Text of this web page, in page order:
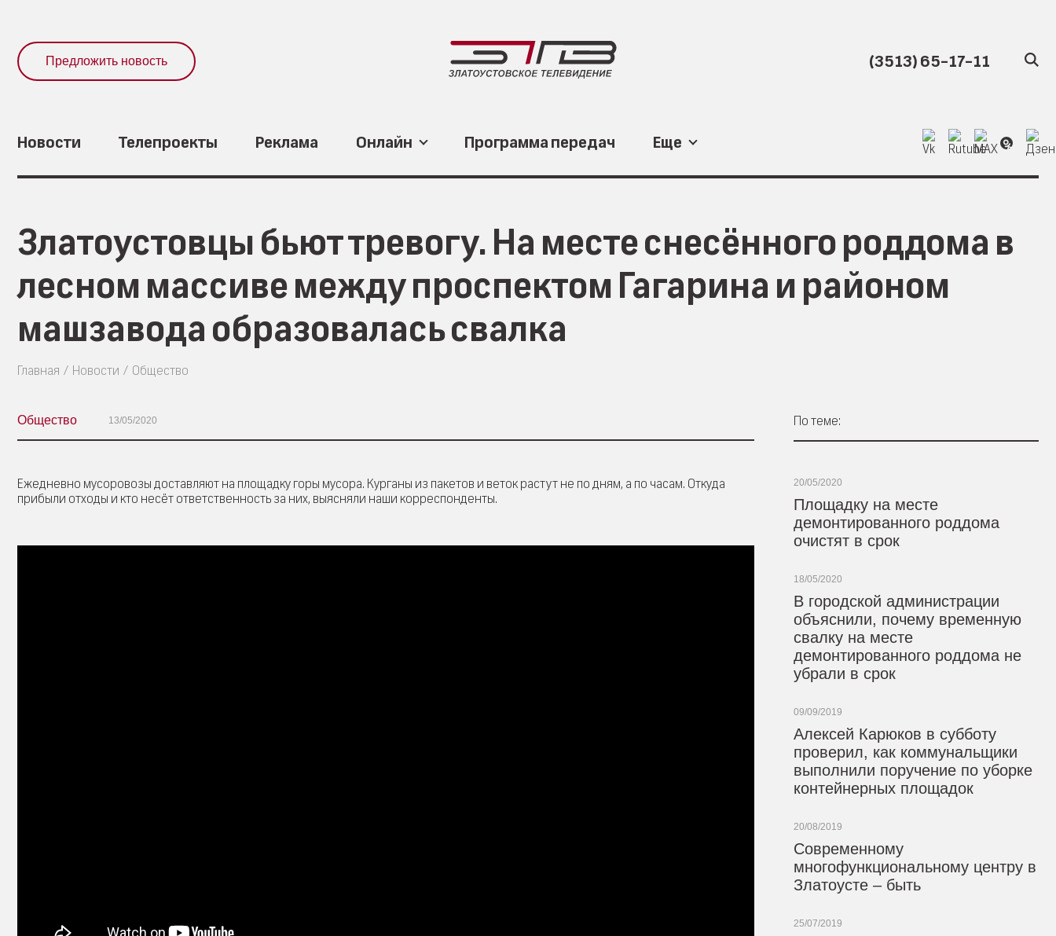
Предложить новость (3513) 65-17-11
Новости Телепроекты Реклама Онлайн Программа передач Еще
Златоустовцы бьют тревогу. На месте снесённого роддома в
лесном массиве между проспектом Гагарина и районом
машзавода образовалась свалка
Главная Новости Общество
Общество 13/05/2020
Ежедневно мусоровозы доставляют на площадку горы мусора. Курганы из пакетов и веток растут не по дням, а по часам. Откуда
прибыли отходы и кто несёт ответственность за них, выясняли наши корреспонденты.
По теме:
20/05/2020
Площадку на месте
демонтированного роддома
очистят в срок
18/05/2020
В городской администрации
объяснили, почему временную
свалку на месте
демонтированного роддома не
убрали в срок
09/09/2019
Алексей Карюков в субботу
проверил, как коммунальщики
выполнили поручение по уборке
контейнерных площадок
20/08/2019
Современному
многофункциональному центру в
Златоусте – быть
25/07/2019